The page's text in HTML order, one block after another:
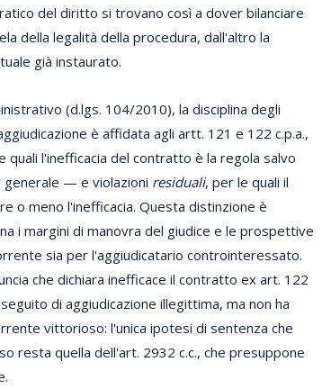
del diritto si trovano così a dover bilanciare
della legalità della procedura, dall'altro la
già instaurato.
(d.lgs. 104/2010), la disciplina degli
è affidata agli artt. 121 e 122 c.p.a.,
l'inefficacia del contratto è la regola salvo
— e violazioni residuali, per le quali il
o meno l'inefficacia. Questa distinzione è
i margini di manovra del giudice e le prospettive
sia per l'aggiudicatario controinteressato.
che dichiara inefficace il contratto ex art. 122
di aggiudicazione illegittima, ma non ha
vittorioso: l'unica ipotesi di sentenza che
resta quella dell'art. 2932 c.c., che presuppone